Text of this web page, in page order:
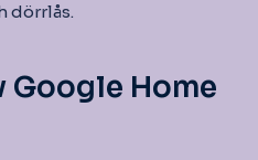
dörrlås.
Home